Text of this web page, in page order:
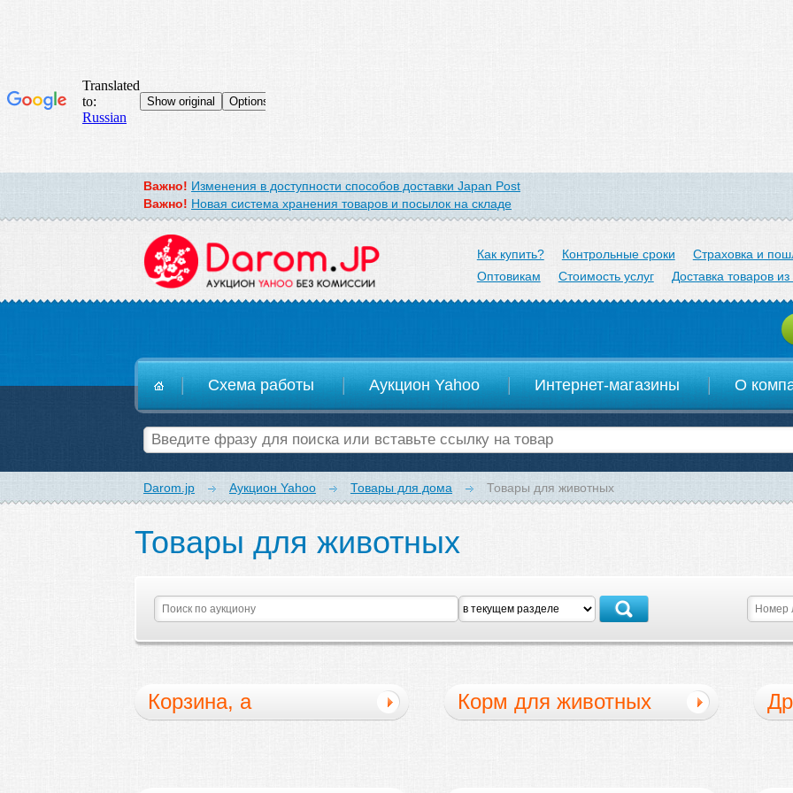
Важно! Изменения в доступности способов доставки Japan Post
Важно! Новая система хранения товаров и посылок на складе
Darom.jp Аукцион Yahoo Товары для дома Товары для животных
Товары для животных
Корзина, а Корм для животных
Как купить? Контрольные сроки
Страховка и
Оптовикам
Стоимость услуг Доставка товаров
Схема работы Аукцион Yahoo Интернет-магазины О